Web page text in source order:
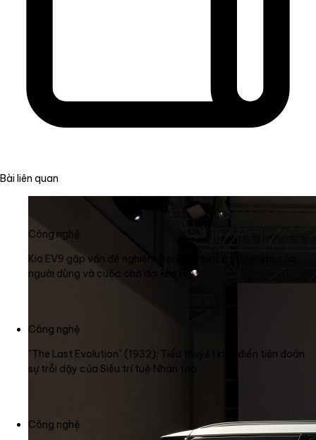
Bài liên quan
Công nghệ
Kia EV9 gặp vấn đề nghiêm trọng về pin: Trải nghiệm của
người dùng và cuộc chờ đợi kéo dài
Công nghệ
"The Last Evolution" (1932): Tiểu thuyết kinh điển tiên đoán
sự trỗi dậy của Siêu trí tuệ Nhân tạo
Công nghệ